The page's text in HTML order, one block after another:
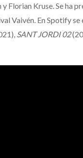
Florian Kruse. Se ha
Vaivén. En Spotify
SANT JORDI 02